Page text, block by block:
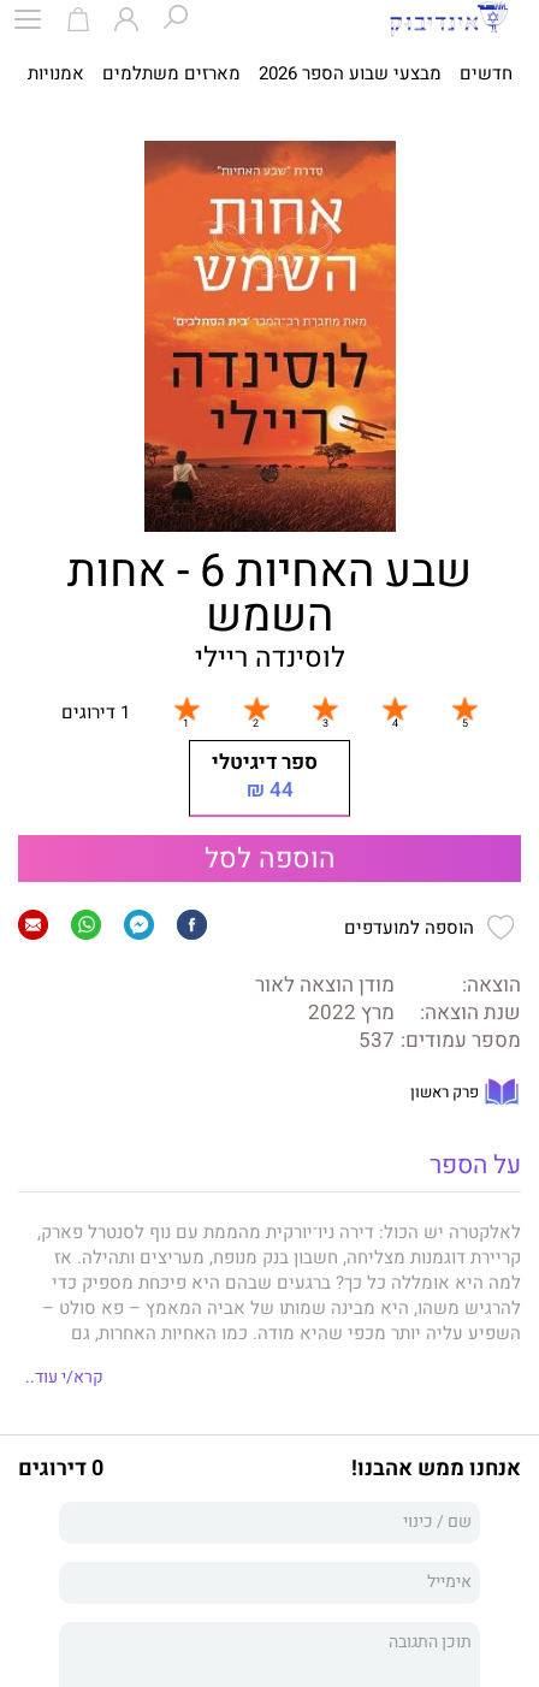
חדשים מבצעי שבוע הספר 2026 מארזים משתלמים אמנויות
שבע האחיות 6 - אחות
השמש
לוסינדה ריילי
1 דירוגים
ספר דיגיטלי
44 ₪
הוספה לסל
הוספה למועדפים
הוצאה:
מודן הוצאה לאור
שנת הוצאה:
מרץ 2022
מספר עמודים: 537
פרק ראשון
על הספר
לאלקטרה יש הכול: דירה ניו־יורקית מהממת עם נוף לסנטרל פארק,
קריירת דוגמנות מצליחה, חשבון בנק מנופח, מעריצים ותהילה. אז
למה היא אומללה כל כך? ברגעים שבהם היא פיכחת מספיק כדי
להרגיש משהו, היא מבינה שמותו של אביה המאמץ – פא סולט –
השפיע עליה יותר מכפי שהיא מודה. כמו האחיות האחרות, גם
שלא כמו אחיותיה, היא לא מרגישה דחיפות לצאת למסע לגילוי
סטלה ג'קסון יוצרת איתה קשר וטוענת בתוקף שהיא סבתה הביולוגית,
וכשאלקטרה עצמה מגיעה לקצה שלא חשבה שתידרדר אליו, היא
מתחילה להקשיב. סטלה פורשת בפניה את סיפורה של ססילי, בחורה
ממשפחה אמריקאית מיוחסת שנסעה לבקר את הסנדקית שלה
בקניה הקולוניאליסטית של סוף שנות השלושים. סטלה מספרת גם
רצוי, ואלקטרה מתקשה להבין איך כל שברי הסיפורים הדרמטיים
שהיא עצמה עברה בחודשים האחרונים, אלקטרה מבינה שלמוצא
קרא/י עוד..
אנחנו ממש אהבנו! 0 דירוגים